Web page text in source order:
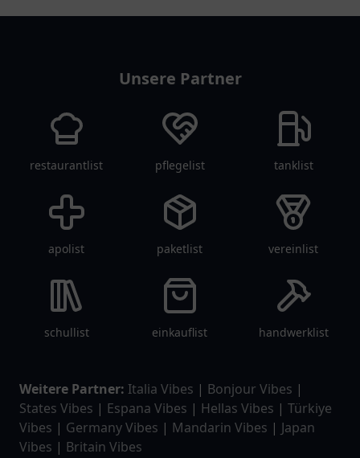
Unsere Partner
restaurantlist pflegelist tanklist
apolist paketlist vereinlist
schullist einkauflist handwerklist
Weitere Partner: Italia Vibes | Bonjour Vibes |
States Vibes | Espana Vibes | Hellas Vibes | Türkiye
Vibes | Germany Vibes | Mandarin Vibes | Japan
Vibes | Britain Vibes